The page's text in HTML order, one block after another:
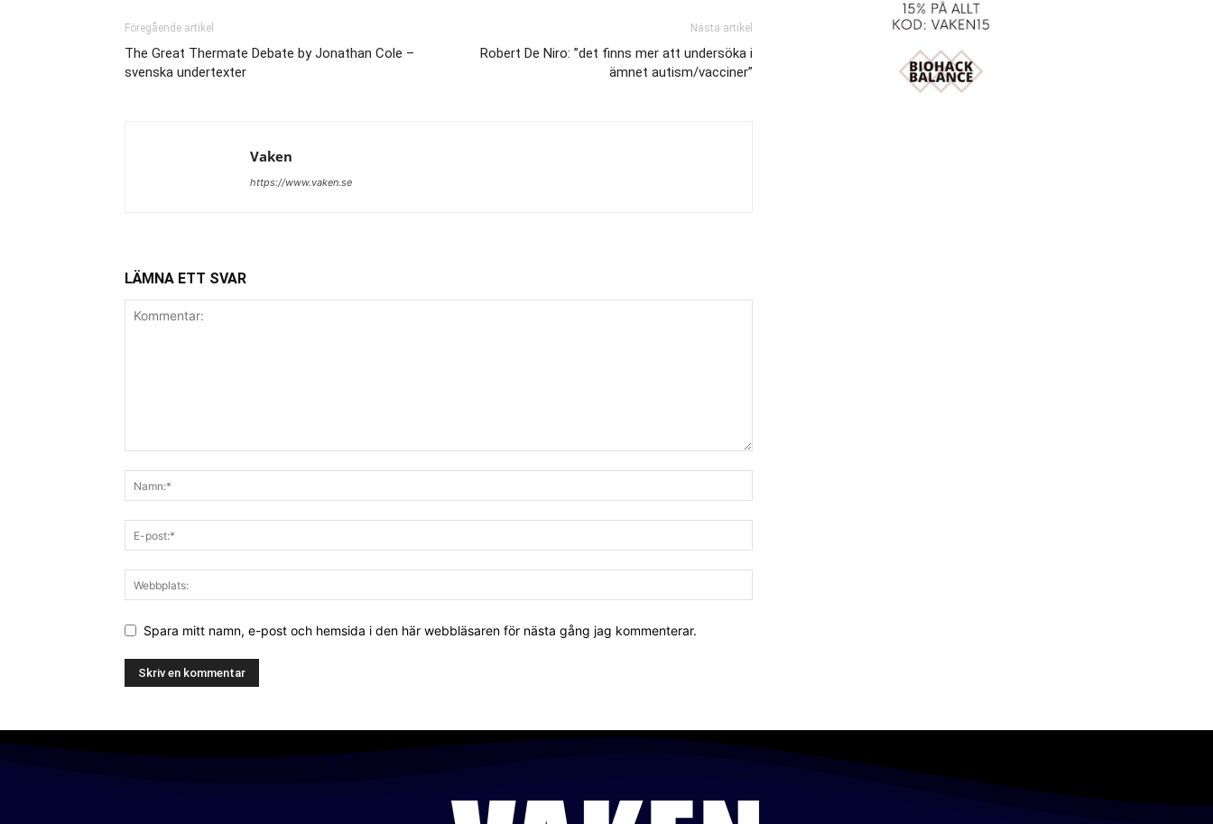
Föregående artikel
The Great Thermate Debate by Jonathan Cole –
svenska undertexter
Nästa artikel
Robert De Niro: ”det finns mer att undersöka i
ämnet autism/vacciner”
Vaken
https://www.vaken.se
LÄMNA ETT SVAR
Spara mitt namn, e-post och hemsida i den här webbläsaren för nästa gång jag kommenterar.